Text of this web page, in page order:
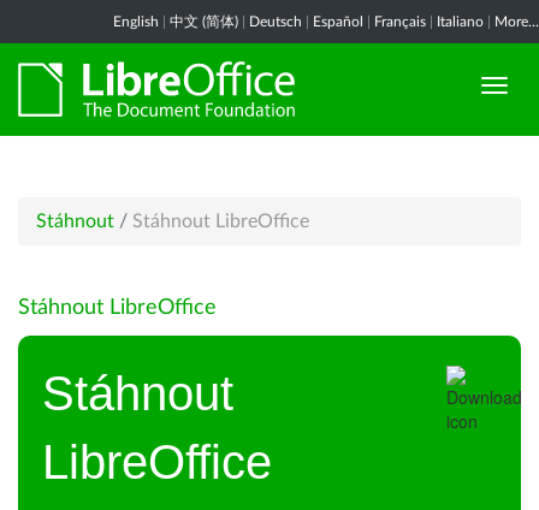
English 中文 (简体) Deutsch Español Français Italiano More...
Stáhnout / Stáhnout LibreOffice
Stáhnout LibreOffice
Stáhnout
LibreOffice